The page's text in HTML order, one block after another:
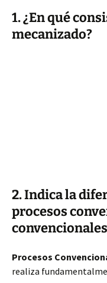
1. ¿En qué
mecanizado?
2. Indica la
procesos
Procesos
realiza